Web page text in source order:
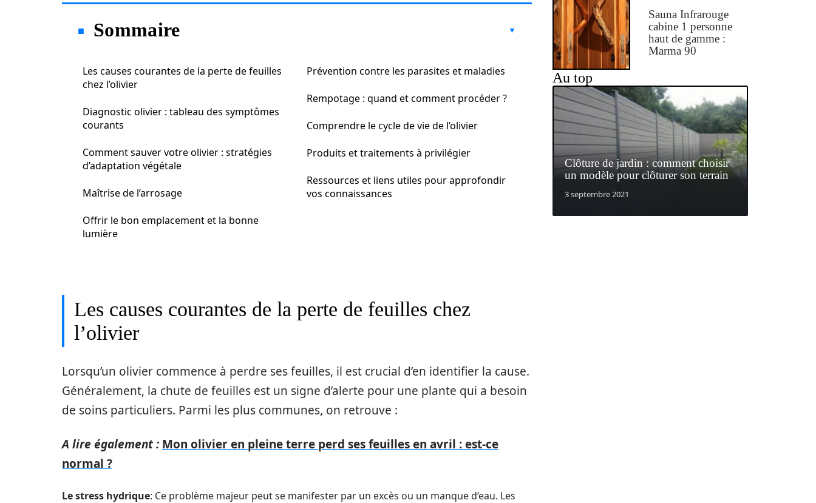
Sommaire
Les causes courantes de la perte de feuilles
chez l’olivier
Diagnostic olivier : tableau des symptômes
courants
Comment sauver votre olivier : stratégies
d’adaptation végétale
Maîtrise de l’arrosage
Offrir le bon emplacement et la bonne
lumière
Prévention contre les parasites et maladies
Rempotage : quand et comment procéder ?
Comprendre le cycle de vie de l’olivier
Produits et traitements à privilégier
Ressources et liens utiles pour approfondir
vos connaissances
Les causes courantes de la perte de feuilles chez
l’olivier
Lorsqu’un olivier commence à perdre ses feuilles, il est crucial d’en identifier la cause.
Généralement, la chute de feuilles est un signe d’alerte pour une plante qui a besoin
de soins particuliers. Parmi les plus communes, on retrouve :
A lire également : Mon olivier en pleine terre perd ses feuilles en avril : est-ce
normal ?
Le stress hydrique: Ce problème majeur peut se manifester par un excès ou un manque d’eau. Les
Sauna Infrarouge
cabine 1 personne
haut de gamme :
Marma 90
Au top
Clôture de jardin : comment choisir
un modèle pour clôturer son terrain
3 septembre 2021